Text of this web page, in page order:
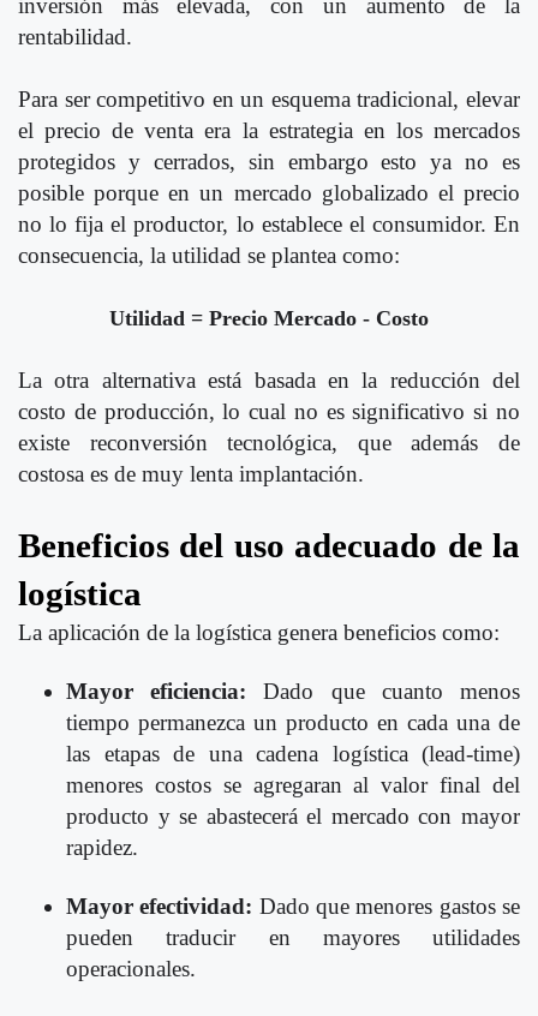
inversión más elevada, con un aumento de la
rentabilidad.
Para ser competitivo en un esquema tradicional, elevar
el precio de venta era la estrategia en los mercados
protegidos y cerrados, sin embargo esto ya no es
posible porque en un mercado globalizado el precio
no lo fija el productor, lo establece el consumidor. En
consecuencia, la utilidad se plantea como:
Utilidad = Precio Mercado - Costo
La otra alternativa está basada en la reducción del
costo de producción, lo cual no es significativo si no
existe reconversión tecnológica, que además de
costosa es de muy lenta implantación.
Beneficios del uso adecuado de la
logística
La aplicación de la logística genera beneficios como:
Mayor eficiencia: Dado que cuanto menos
tiempo permanezca un producto en cada una de
las etapas de una cadena logística (lead-time)
menores costos se agregaran al valor final del
producto y se abastecerá el mercado con mayor
rapidez.
Mayor efectividad: Dado que menores gastos se
pueden traducir en mayores utilidades
operacionales.